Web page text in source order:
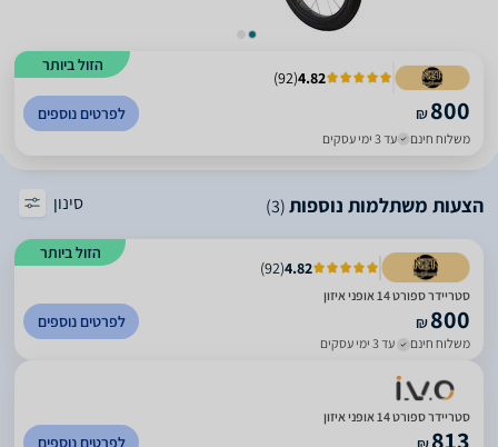
הזול ביותר
4.82
(
92
)
₪800
משלוח חינם עד 3 ימי עסקים
לפרטים נוספים
הצעות משתלמות נוספות(3) סינון
הזול ביותר
4.82
(
92
)
סטריידר ספורט 14 אופני איזון
₪800
משלוח חינם עד 3 ימי עסקים
לפרטים נוספים
סטריידר ספורט 14 אופני איזון
813 לפרטים נוספים